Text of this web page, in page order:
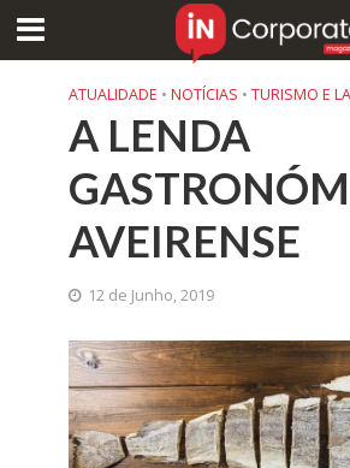
ATUALIDADE • NOTÍCIAS • TURISMO E
A LENDA
AVEIRENSE
12 de Junho, 2019